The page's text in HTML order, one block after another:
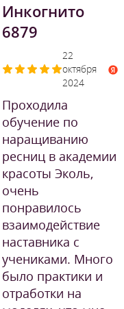
Инкогнито
6879
22
октября
2024
Проходила
обучение по
наращиванию
ресниц в академии
красоты Эколь,
очень
понравилось
взаимодействие
наставника с
учениками. Много
было практики и
отработки на